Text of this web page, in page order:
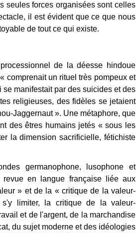
seules forces organisées sont celles
il est évident que ce que nous
de tout ce qui existe.
de la déesse hindoue
comprenait un rituel très pompeux et
manifestait par des suicides et des
religieuses, des fidèles se jetaient
Jaggernaut ». Une métaphore, que
des êtres humains jetés « sous les
la dimension sacrificielle, fétichiste
germanophone, lusophone et
revue en langue française liée aux
» et de la « critique de la valeur-
limiter, la critique de la valeur-
et de l'argent, de la marchandise
du sujet moderne et des idéologies